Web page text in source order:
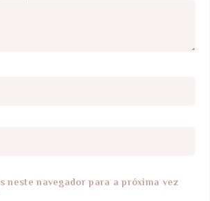
neste navegador para a próxima vez